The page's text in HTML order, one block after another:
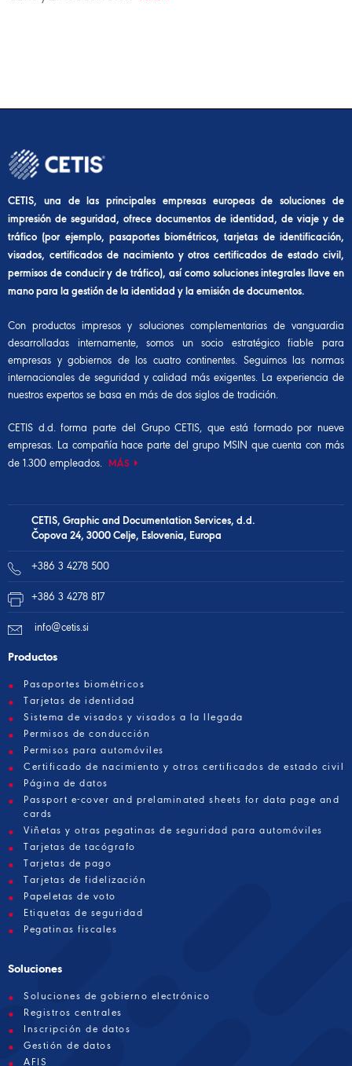
CETIS, una de las principales empresas europeas de soluciones de
impresión de seguridad, ofrece documentos de identidad, de viaje y de
tráfico (por ejemplo, pasaportes biométricos, tarjetas de identificación,
visados, certificados de nacimiento y otros certificados de estado civil,
permisos de conducir y de tráfico), así como soluciones integrales llave en
mano para la gestión de la identidad y la emisión de documentos.
Con productos impresos y soluciones complementarias de vanguardia
desarrolladas internamente, somos un socio estratégico fiable para
empresas y gobiernos de los cuatro continentes. Seguimos las normas
internacionales de seguridad y calidad más exigentes. La experiencia de
nuestros expertos se basa en más de dos siglos de tradición.
CETIS d.d. forma parte del Grupo CETIS, que está formado por nueve
empresas. La compañía hace parte del grupo MSIN que cuenta con más
de 1.300 empleados. MÁS
CETIS, Graphic and Documentation Services, d.d.
Čopova 24, 3000 Celje, Eslovenia, Europa
+386 3 4278 500
+386 3 4278 817
info@cetis.si
Productos
Pasaportes biométricos
Tarjetas de identidad
Sistema de visados y visados a la llegada
Permisos de conducción
Permisos para automóviles
Certificado de nacimiento y otros certificados de estado civil
Página de datos
Passport e-cover and prelaminated sheets for data page and
cards
Viñetas y otras pegatinas de seguridad para automóviles
Tarjetas de tacógrafo
Tarjetas de pago
Tarjetas de fidelización
Papeletas de voto
Etiquetas de seguridad
Pegatinas fiscales
Soluciones
Soluciones de gobierno electrónico
Registros centrales
Inscripción de datos
Gestión de datos
AFIS